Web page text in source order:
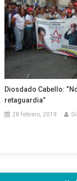
Diosdado Cabello:
retaguardia”
28 febrero, 2019